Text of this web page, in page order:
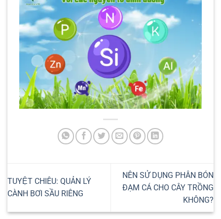
TUYỆT CHIÊU: QUẢN LÝ
CÀNH BƠI SẦU RIÊNG
NÊN SỬ DỤNG PHÂN BÓN
ĐẠM CÁ CHO CÂY TRỒNG
KHÔNG?